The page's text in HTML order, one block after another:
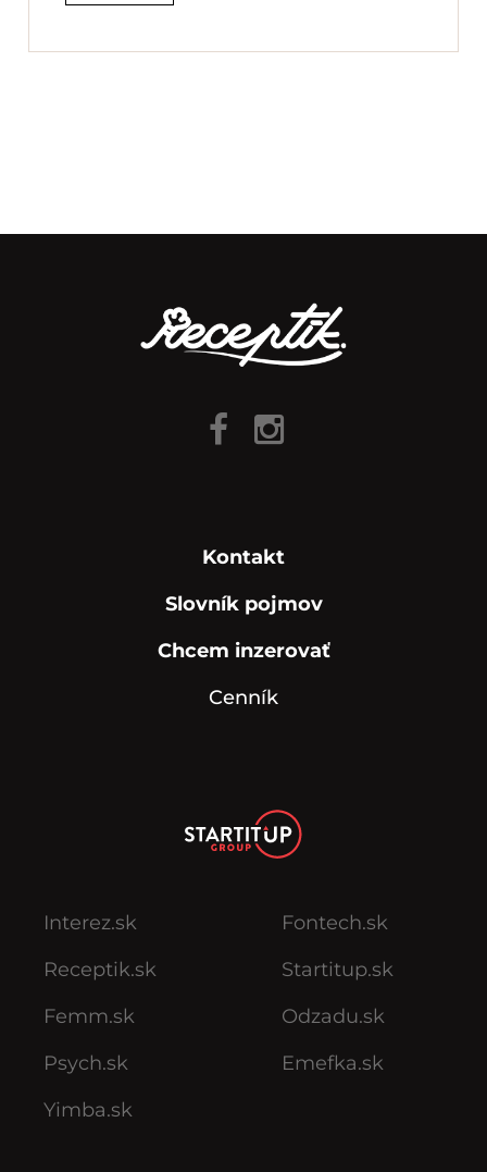
Kontakt
Slovník pojmov
Chcem inzerovať
Cenník
Interez.sk
Receptik.sk
Femm.sk
Psych.sk
Yimba.sk
Fontech.sk
Startitup.sk
Odzadu.sk
Emefka.sk